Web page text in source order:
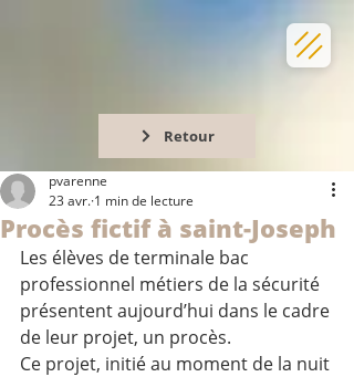
Retour
Procès fictif à saint-Joseph
pvarenne
23 avr. 1 min de lecture
Les élèves de terminale bac
professionnel métiers de la sécurité
présentent aujourd’hui dans le cadre
de leur projet, un procès.
Ce projet, initié au moment de la nuit